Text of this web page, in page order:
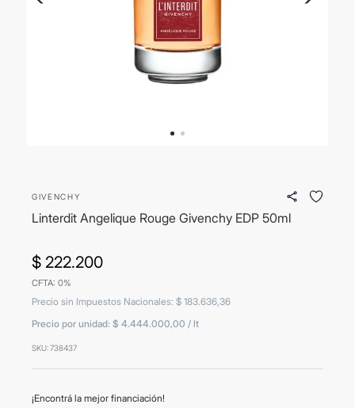
GIVENCHY
Linterdit Angelique Rouge Givenchy EDP 50ml
$ 222.200
CFTA: 0%
Precio sin Impuestos Nacionales: $ 183.636, 36
Precio por unidad: $ 4.444.000,00 / lt
SKU:738437
¡Encontrá la mejor financiación!
carolina herrera